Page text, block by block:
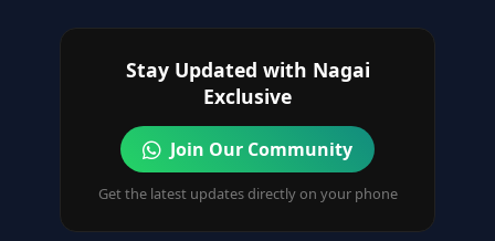
Stay Updated with Nagai
Exclusive
Join Our Community
Get the latest updates directly on your phone